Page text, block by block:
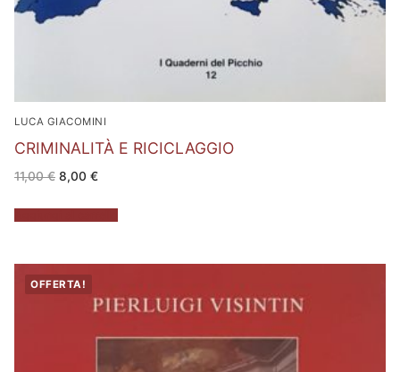
LUCA GIACOMINI
CRIMINALITÀ E RICICLAGGIO
11,00€ Il
prezzo
era:
11,00 €.
8,00 €Il
è:
8,00 €.
OFFERTA!